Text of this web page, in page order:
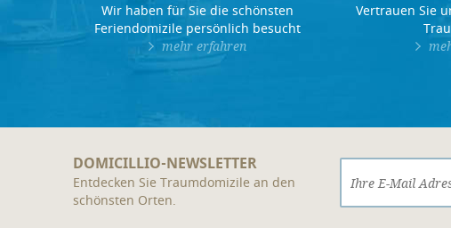
Wir haben für Sie die schönsten
Feriendomizile persönlich besucht
mehr erfahren
Vertrauen Sie
DOMICILLIO-NEWSLETTER
Entdecken Sie Traumdomizile an den
schönsten Orten.